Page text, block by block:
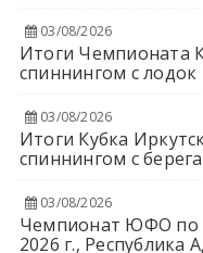
03/08/2026
Итоги Чемпионата
спиннингом с лодок
03/08/2026
Итоги Кубка
спиннингом с берега
03/08/2026
Чемпионат ЮФО по
2026 г., Республика